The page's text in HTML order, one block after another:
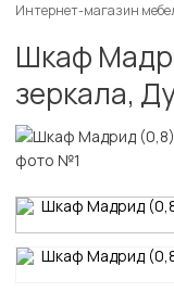
Интернет-магазин
Шкаф
зеркала,